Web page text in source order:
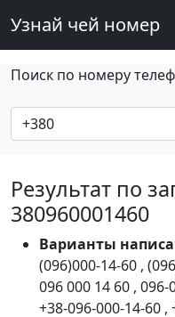
Узнай чей номер
Поиск по номеру
Результат по
380960001460
Варианты
(096)000-14-60 ,
096 000 14 60 , 096-
+38-096-000-14-60 ,